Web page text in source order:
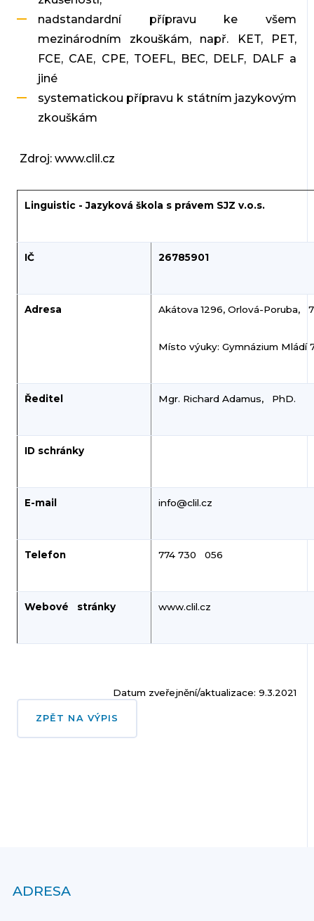
nadstandardní přípravu ke všem
mezinárodním zkouškám, např. KET, PET,
FCE, CAE, CPE, TOEFL, BEC, DELF, DALF a
jiné
systematickou přípravu k státním jazykovým
zkouškám
Zdroj: www.clil.cz
Linguistic - Jazyková škola s právem SJZ v.o.s.
IČ 26785901
Adresa Akátova 1296, Orlová-Poruba,
Místo výuky: Gymnázium Mládí
Ředitel Mgr. Richard Adamus, PhD.
ID schránky
E-mail info@clil.cz
Telefon 774 730 056
Webové stránky www.clil.cz
Datum zveřejnění/aktualizace: 9.3.2021
ZPĚT NA VÝPIS
ADRESA